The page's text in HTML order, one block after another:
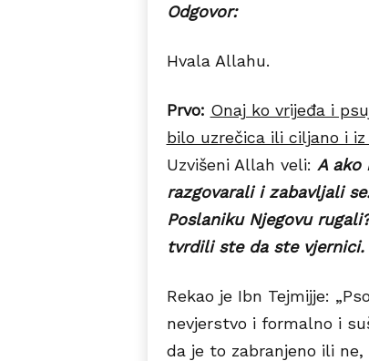
Odgovor:
Hvala Allahu.
Prvo: Onaj ko vrijeđa i
bilo uzrečica ili ciljano i
Uzvišeni Allah veli: A ako
razgovarali i zabavljali
Poslaniku Njegovu
tvrdili ste da ste vjernici.
Rekao je Ibn Tejmijje:
nevjerstvo i formalno i
da je to zabranjeno ili